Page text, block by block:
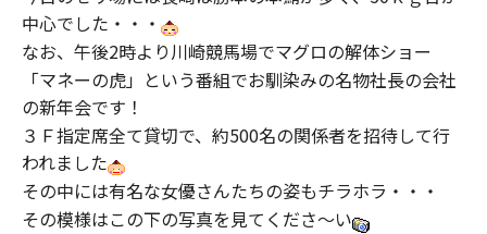
中心でした・・・
なお、午後2時より川崎競馬場でマグロの解体ショー
「マネーの虎」という番組でお馴染みの名物社長の会社
の新年会です！
３Ｆ指定席全て貸切で、約500名の関係者を招待して行
われました
その中には有名な女優さんたちの姿もチラホラ・・・
その模様はこの下の写真を見てくださ～い